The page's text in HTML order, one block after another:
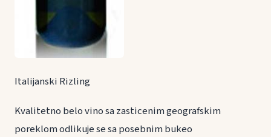
Italijanski Rizling
Kvalitetno belo vino sa zasticenim geografskim
poreklom odlikuje se sa posebnim bukeo